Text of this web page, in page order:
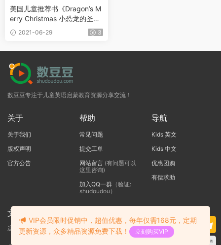
美国儿童推荐书《Dragon’s M
erry Christmas 小恐龙的圣诞
节》PDF
2021-06-29 3
数豆豆专注于儿童英语启蒙教育资源分享交流！
关于
关于我们
版权声明
官方公告
帮助
常见问题
提交工单
网站留言(有问题可以
这里咨询)
加入QQ一群（验证:
shudoudou）
导航
Kids 英文
Kids 中文
优惠团购
有偿求助
文本标题
这里输入代码
VIP会员限时促销中，超值优惠，每年仅需168元，定期
更新资源，众多精品资源免费下载！
立刻购买VIP